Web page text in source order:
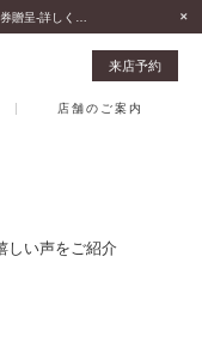
来店予約
店舗のご案内
しい声をご紹介